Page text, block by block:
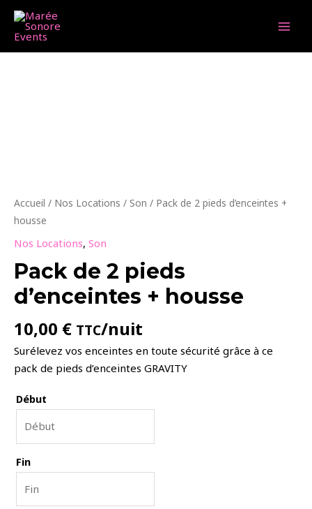
Aller
contenu
Accueil / Nos Locations / Son / Pack de 2 pieds d’enceintes +
housse
Nos Locations, Son
Pack de 2 pieds
d’enceintes + housse
10,00 € TTC/nuit
Surélevez vos enceintes en toute sécurité grâce à ce
pack de pieds d’enceintes GRAVITY
Début
Fin